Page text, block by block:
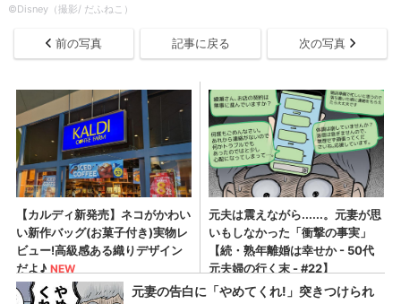
©Disney（撮影/ だふねこ）
前の写真 記事に戻る 次の写真